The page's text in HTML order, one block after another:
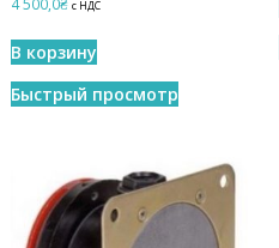
4 500,0₴ с НДС
В корзину
Быстрый просмотр